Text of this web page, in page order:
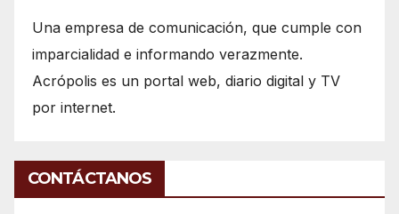
Una empresa de comunicación, que cumple con
imparcialidad e informando verazmente.
Acrópolis es un portal web, diario digital y TV
por internet.
CONTÁCTANOS